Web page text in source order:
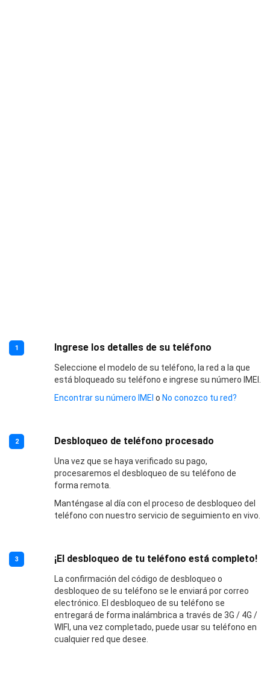
1 Ingrese los detalles de su teléfono
Seleccione el modelo de su teléfono, la red a la que
está bloqueado su teléfono e ingrese su número IMEI.
Encontrar su número IMEI o No conozco tu red?
2 Desbloqueo de teléfono procesado
Una vez que se haya verificado su pago,
procesaremos el desbloqueo de su teléfono de
forma remota.
Manténgase al día con el proceso de desbloqueo del
teléfono con nuestro servicio de seguimiento en vivo.
3 ¡El desbloqueo de tu teléfono está completo!
La confirmación del código de desbloqueo o
desbloqueo de su teléfono se le enviará por correo
electrónico. El desbloqueo de su teléfono se
entregará de forma inalámbrica a través de 3G / 4G /
WIFI, una vez completado, puede usar su teléfono en
cualquier red que desee.